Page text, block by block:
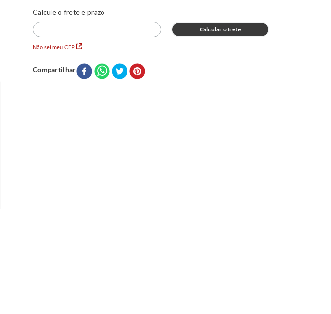
Solteiro
R$ 909,00 no Pix
Queen
A:20L: 158C:198
Não sei meu CEP
Calcular o frete
Compartilhar